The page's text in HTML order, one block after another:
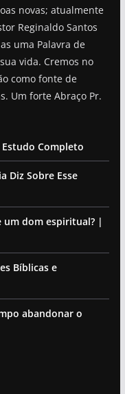
novas; atualmente
Reginaldo Santos
uma Palavra de
vida. Cremos no
como fonte de
Um forte Abraço Pr.
Completo
Diz Sobre Esse
um dom espiritual? |
Bíblicas e
abandonar o